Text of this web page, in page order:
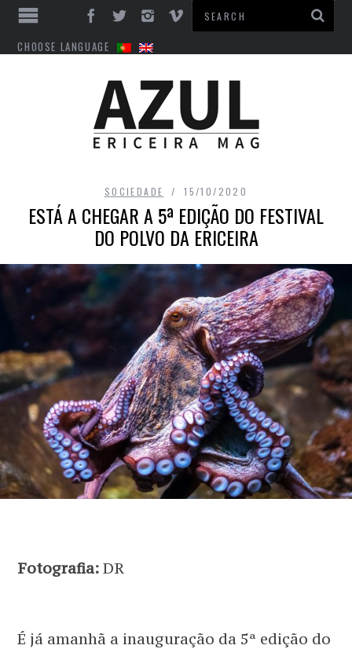
CHOOSE LANGUAGE
SOCIEDADE 15/10/2020
ESTÁ A CHEGAR A 5ª EDIÇÃO DO FESTIVAL
DO POLVO DA ERICEIRA
Fotografia: DR
É já amanhã a inauguração da 5ª edição do